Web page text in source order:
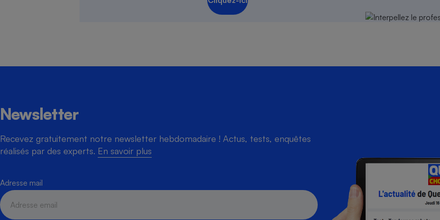
Newsletter
Recevez gratuitement notre newsletter hebdomadaire ! Actus, tests, enquêtes
réalisés par des experts. En savoir plus
Adresse mail